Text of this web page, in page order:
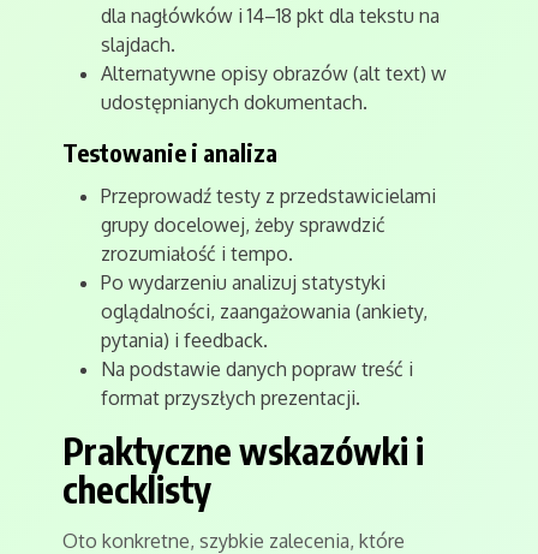
dla nagłówków i 14–18 pkt dla tekstu na
slajdach.
Alternatywne opisy obrazów (alt text) w
udostępnianych dokumentach.
Testowanie i analiza
Przeprowadź testy z przedstawicielami
grupy docelowej, żeby sprawdzić
zrozumiałość i tempo.
Po wydarzeniu analizuj statystyki
oglądalności, zaangażowania (ankiety,
pytania) i feedback.
Na podstawie danych popraw treść i
format przyszłych prezentacji.
Praktyczne wskazówki i
checklisty
Oto konkretne, szybkie zalecenia, które